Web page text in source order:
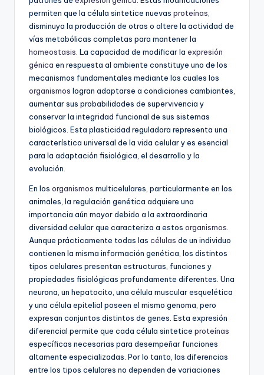
permiten que la célula sintetice nuevas proteínas
disminuya la producción de otras o altere la actividad de
vías metabólicas completas para mantener la
homeostasis . La capacidad de modificar la expresión
génica en respuesta al ambiente constituye uno de los
mecanismos fundamentales mediante los cuales los
organismos logran adaptarse a condiciones cambiantes,
aumentar sus probabilidades de supervivencia y
conservar la integridad funcional de sus sistemas
biológicos. Esta plasticidad reguladora representa una
característica universal de la vida celular y es esencial
para la adaptación fisiológica, el desarrollo y la
evolución.
En los organismos multicelulares, particularmente en los
animales, la regulación genética adquiere una
importancia aún mayor debido a la extraordinaria
diversidad celular que caracteriza a estos organismos
Aunque prácticamente todas las células de un individuo
contienen la misma información genética, los distintos
tipos celulares presentan estructuras, funciones y
propiedades fisiológicas profundamente diferentes. Una
neurona, un hepatocito, una célula muscular esquelética
y una célula epitelial poseen el mismo genoma, pero
expresan conjuntos distintos de genes. Esta expresión
diferencial permite que cada célula sintetice proteínas
específicas necesarias para desempeñar funciones
altamente especializadas. Por lo tanto, las diferencias
entre los tipos celulares no dependen de variaciones